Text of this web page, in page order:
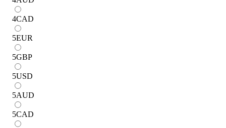
4CAD
5EUR
5GBP
5USD
5AUD
5CAD